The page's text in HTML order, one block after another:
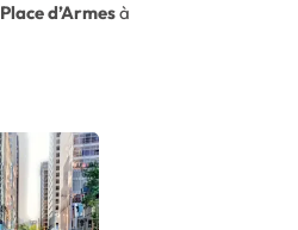
Place d’Armesà